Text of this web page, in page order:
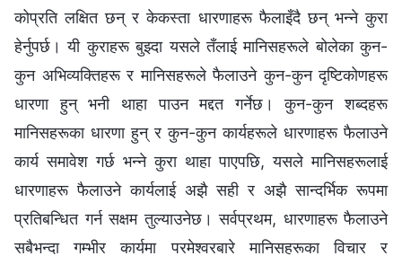
कोप्रति लक्षित छन् र केकस्ता धारणाहरू फैलाइँदै छन् भन्‍ने कुरा
हेर्नुपर्छ। यी कुराहरू बुझ्दा यसले तँलाई मानिसहरूले बोलेका कुन-
कुन अभिव्यक्तिहरू र मानिसहरूले फैलाउने कुन-कुन दृष्टिकोणहरू
धारणा हुन् भनी थाहा पाउन मद्दत गर्नेछ। कुन-कुन शब्दहरू
मानिसहरूका धारणा हुन् र कुन-कुन कार्यहरूले धारणाहरू फैलाउने
कार्य समावेश गर्छ भन्‍ने कुरा थाहा पाएपछि, यसले मानिसहरूलाई
धारणाहरू फैलाउने कार्यलाई अझै सही र अझै सान्दर्भिक रूपमा
प्रतिबन्धित गर्न सक्षम तुल्याउनेछ। सर्वप्रथम, धारणाहरू फैलाउने
सबैभन्दा गम्भीर कार्यमा परमेश्‍वरबारे मानिसहरूका विचार र